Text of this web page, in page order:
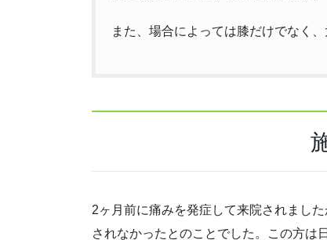
また、場合によっては膝だけでなく
2ヶ月前に痛みを発症して来院されまし
されなかったとのことでした。この方は